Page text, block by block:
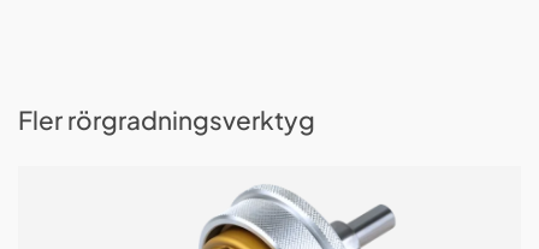
Fler rörgradningsverktyg